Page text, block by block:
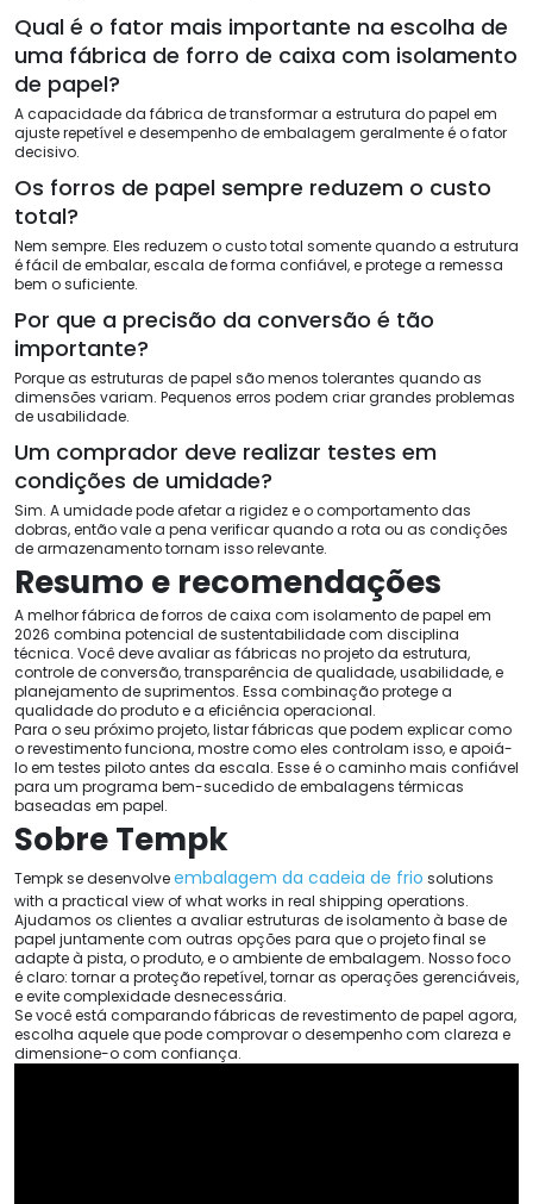
Qual é o fator mais importante na escolha de
uma fábrica de forro de caixa com isolamento
de papel?
A capacidade da fábrica de transformar a estrutura do papel em
ajuste repetível e desempenho de embalagem geralmente é o fator
decisivo.
Os forros de papel sempre reduzem o custo
total?
Nem sempre. Eles reduzem o custo total somente quando a estrutura
é fácil de embalar, escala de forma confiável, e protege a remessa
bem o suficiente.
Por que a precisão da conversão é tão
importante?
Porque as estruturas de papel são menos tolerantes quando as
dimensões variam. Pequenos erros podem criar grandes problemas
de usabilidade.
Um comprador deve realizar testes em
condições de umidade?
Sim. A umidade pode afetar a rigidez e o comportamento das
dobras, então vale a pena verificar quando a rota ou as condições
de armazenamento tornam isso relevante.
Resumo e recomendações
A melhor fábrica de forros de caixa com isolamento de papel em
2026 combina potencial de sustentabilidade com disciplina
técnica. Você deve avaliar as fábricas no projeto da estrutura,
controle de conversão, transparência de qualidade, usabilidade, e
planejamento de suprimentos. Essa combinação protege a
qualidade do produto e a eficiência operacional.
Para o seu próximo projeto, listar fábricas que podem explicar como
o revestimento funciona, mostre como eles controlam isso, e apoiá-
lo em testes piloto antes da escala. Esse é o caminho mais confiável
para um programa bem-sucedido de embalagens térmicas
baseadas em papel.
Sobre Tempk
Tempk se desenvolveembalagem da cadeia de frio solutions
with a practical view of what works in real shipping operations.
Ajudamos os clientes a avaliar estruturas de isolamento à base de
papel juntamente com outras opções para que o projeto final se
adapte à pista, o produto, e o ambiente de embalagem. Nosso foco
é claro: tornar a proteção repetível, tornar as operações gerenciáveis,
e evite complexidade desnecessária.
Se você está comparando fábricas de revestimento de papel agora,
escolha aquele que pode comprovar o desempenho com clareza e
dimensione-o com confiança.